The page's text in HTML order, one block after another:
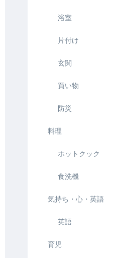
浴室
片付け
玄関
買い物
防災
料理
ホットクック
食洗機
気持ち・心・英語
英語
育児